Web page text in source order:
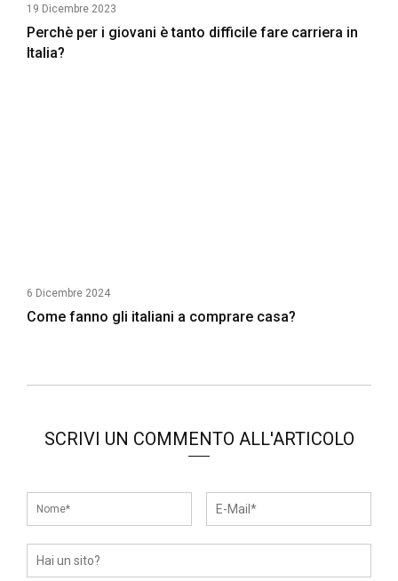
19 Dicembre 2023
Perchè per i giovani è tanto difficile fare carriera in
Italia?
6 Dicembre 2024
Come fanno gli italiani a comprare casa?
SCRIVI UN COMMENTO ALL'ARTICOLO